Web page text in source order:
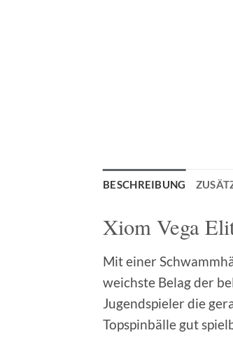
BESCHREIBUNG
Xiom Vega
Mit einer
weichste Belag der
Jugendspieler die
Topspinbälle gut